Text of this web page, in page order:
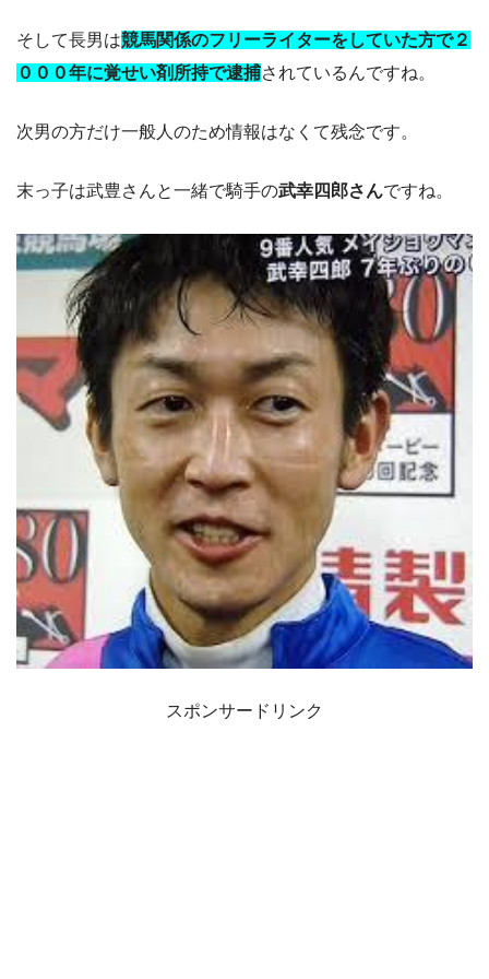
そして長男は競馬関係のフリーライターをしていた方で２
０００年に覚せい剤所持で逮捕されているんですね。
次男の方だけ一般人のため情報はなくて残念です。
末っ子は武豊さんと一緒で騎手の武幸四郎さんですね。
スポンサードリンク